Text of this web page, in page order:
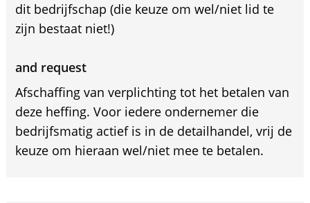
dit bedrijfschap (die keuze om wel/niet lid te
zijn bestaat niet!)
and request
Afschaffing van verplichting tot het betalen van
deze heffing. Voor iedere ondernemer die
bedrijfsmatig actief is in de detailhandel, vrij de
keuze om hieraan wel/niet mee te betalen.